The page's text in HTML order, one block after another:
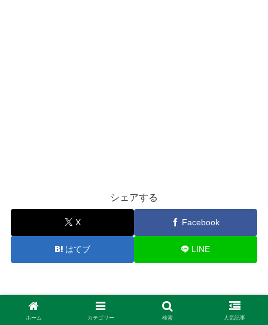
シェアする
X Facebook
はてブ LINE
ホーム カテゴリー 検索 人気記事